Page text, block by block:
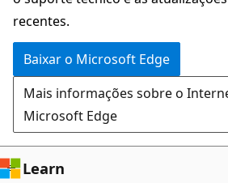
navegação
na
página
recentes.
Baixar o Microsoft Edge
Mais informações sobre o
Microsoft Edge
Learn